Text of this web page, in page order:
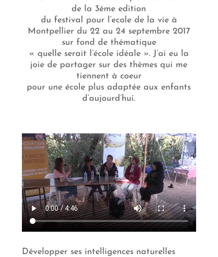
de la 3éme edition
du festival pour l’ecole de la vie à
Montpellier du 22 au 24 septembre 2017
sur fond de thématique
« quelle serait l’école idéale ». J’ai eu la
joie de partager sur des thèmes qui me
tiennent à coeur
pour une école plus adaptée aux enfants
d’aujourd’hui.
Développer ses intelligences naturelles